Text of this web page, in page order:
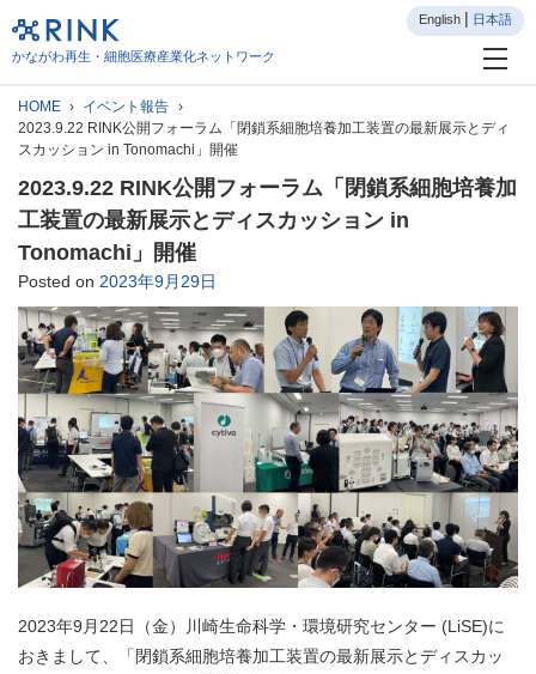
かながわ再生・細胞医療産業化ネットワーク
English 日本語
HOME
イベント報告
2023.9.22 RINK公開フォーラム「閉鎖系細胞培養加工装置の最新展示とディ
スカッション in Tonomachi」開催
2023.9.22 RINK公開フォーラム「閉鎖系細胞培養加
工装置の最新展示とディスカッション in
Tonomachi」開催
Posted on 2023年9月29日
2023年9月22日（金）川崎生命科学・環境研究センター (LiSE)に
おきまして、「閉鎖系細胞培養加工装置の最新展示とディスカッ